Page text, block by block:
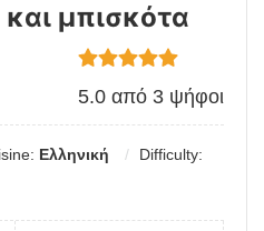
μπισκότα
5.0 από 3 ψήφοι
Ελληνική
Difficulty: